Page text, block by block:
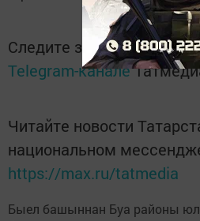
Следите за самым
Telegram-канале
Читайте новости
национальном
https://max.ru/tatmedia
Быел башыннан Буа районы